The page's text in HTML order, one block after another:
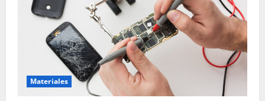
Materiales